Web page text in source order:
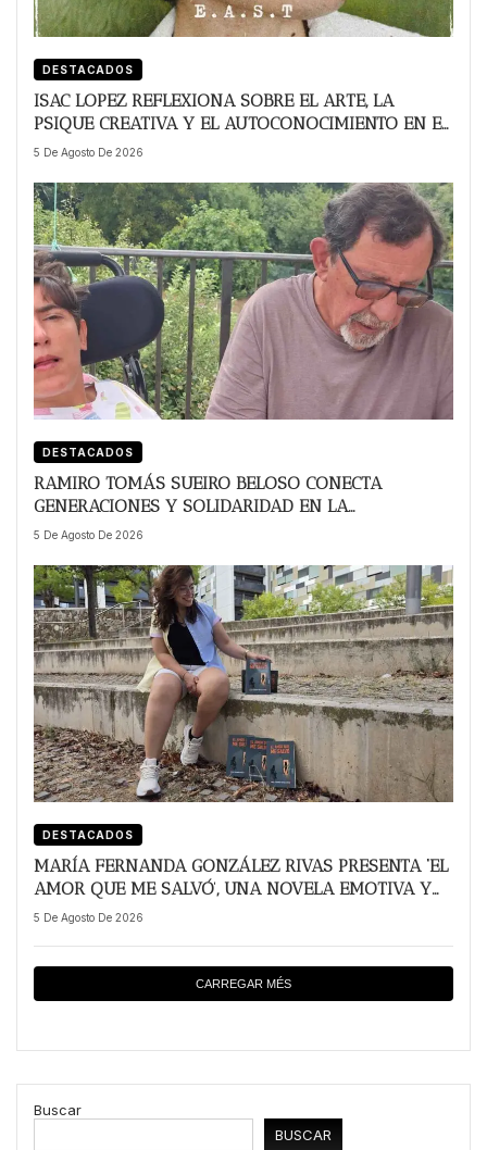
DESTACADOS
ISAC LOPEZ REFLEXIONA SOBRE EL ARTE, LA
PSIQUE CREATIVA Y EL AUTOCONOCIMIENTO EN EL
LANZAMIENTO DE ‘THE UNTITLED ARTIST’
5 De Agosto De 2026
DESTACADOS
RAMIRO TOMÁS SUEIRO BELOSO CONECTA
GENERACIONES Y SOLIDARIDAD EN LA
PRESENTACIÓN DE SU OBRA ‘HABITACIONES SIN
5 De Agosto De 2026
DESTACADOS
MARÍA FERNANDA GONZÁLEZ RIVAS PRESENTA ‘EL
AMOR QUE ME SALVÓ’, UNA NOVELA EMOTIVA Y
TRANSFORMADORA SOBRE LAS SEGUNDAS
5 De Agosto De 2026
CARREGAR MÉS
Buscar
BUSCAR